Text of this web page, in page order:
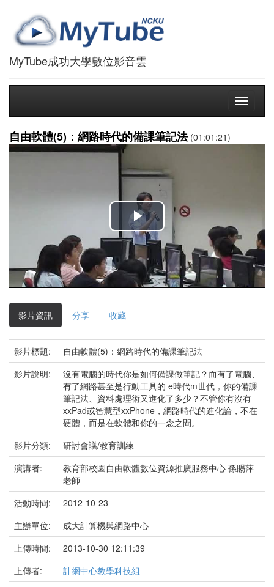
MyTube成功大學數位影音雲
Toggle
自由軟體(5)：網路時代的備課筆記法(01:01:21)
播
放
影
影片資訊 分享 收藏
影片標題:
自由軟體(5)：網路時代的備課筆記法
影片說明:
沒有電腦的時代你是如何備課做筆記？而有了電腦、
有了網路甚至是行動工具的 e時代m世代，你的備課
筆記法、資料處理術又進化了多少？不管你有沒有
xxPad或智慧型xxPhone，網路時代的進化論，不在
硬體，而是在軟體和你的一念之間。
影片分類:
研討會議/教育訓練
演講者:
教育部校園自由軟體數位資源推廣服務中心 孫賜萍
老師
活動時間:
2012-10-23
主辦單位:
成大計算機與網路中心
上傳時間:
2013-10-30 12:11:39
上傳者:
計網中心教學科技組